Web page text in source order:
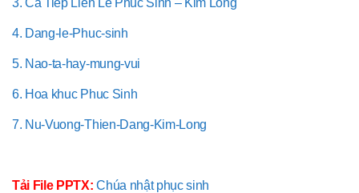
4. Dang-le-Phuc-sinh
5. Nao-ta-hay-mung-vui
6. Hoa khuc Phuc Sinh
7. Nu-Vuong-Thien-Dang-Kim-Long
Tải File PPTX: Chúa nhật phục sinh